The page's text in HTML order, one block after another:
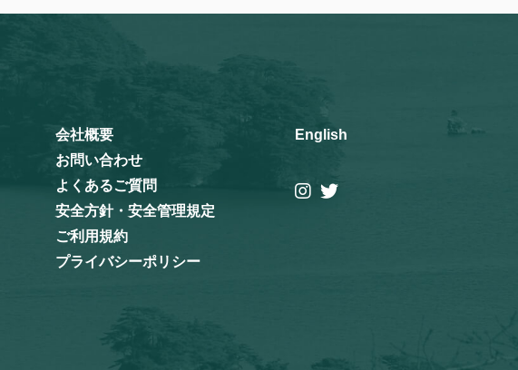
会社概要
お問い合わせ
よくあるご質問
安全方針・安全管理規定
ご利用規約
プライバシーポリシー
English